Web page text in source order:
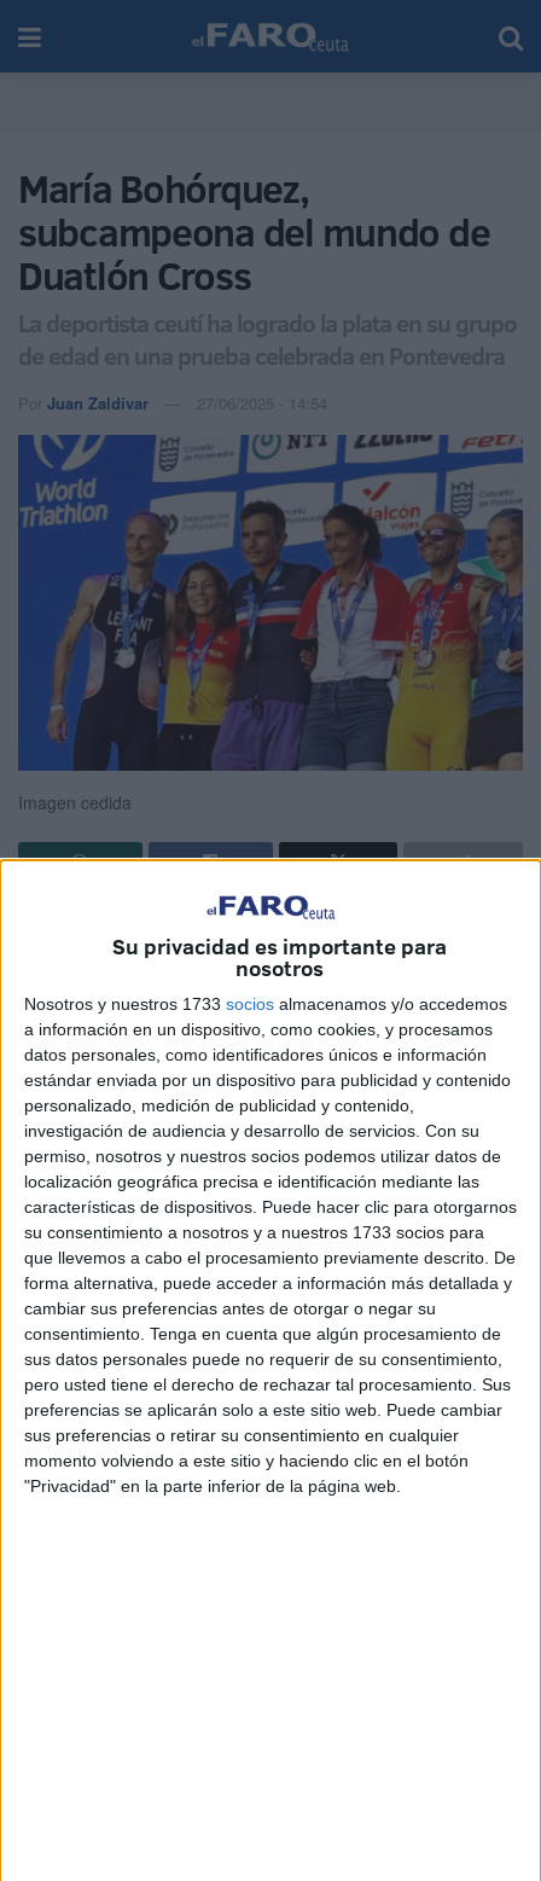
Su privacidad es importante para
nosotros
Nosotros y nuestros 1733 socios almacenamos y/o accedemos
a información en un dispositivo, como cookies, y procesamos
datos personales, como identificadores únicos e información
estándar enviada por un dispositivo para publicidad y contenido
personalizado, medición de publicidad y contenido,
investigación de audiencia y desarrollo de servicios. Con su
permiso, nosotros y nuestros socios podemos utilizar datos de
localización geográfica precisa e identificación mediante las
características de dispositivos. Puede hacer clic para otorgarnos
su consentimiento a nosotros y a nuestros 1733 socios para
que llevemos a cabo el procesamiento previamente descrito. De
forma alternativa, puede acceder a información más detallada y
cambiar sus preferencias antes de otorgar o negar su
consentimiento. Tenga en cuenta que algún procesamiento de
sus datos personales puede no requerir de su consentimiento,
pero usted tiene el derecho de rechazar tal procesamiento. Sus
preferencias se aplicarán solo a este sitio web. Puede cambiar
sus preferencias o retirar su consentimiento en cualquier
momento volviendo a este sitio y haciendo clic en el botón
"Privacidad" en la parte inferior de la página web.
María Bohórquez,
subcampeona del mundo de
Duatlón Cross
La deportista ceutí ha logrado la plata en su grupo
de edad en una prueba celebrada en Pontevedra
Por Juan Zaldívar 27/06/2025 - 14:54
Imagen cedida
María Bohórquez
mundial histórica este jueves en elCampeonato Mundial
de Duatlón Cross celebrado en Pontevedra
la ha conseguido en su grupo de edad. Además, fue la
primera española en cruzar la meta y tercera en la
clasificación general de la prueba.
“El resultado ha sido mucho mayor de lo que yo esperaba”,
comenta María. Su intención fue ir a divertirse y a disfrutar
del deporte. “Yo entrené duro para representar lo mejor
posible a Ceuta y a España ”, cuenta. “Vuelvo a casa muy
contenta”.
La prueba
La prueba comenzó con una prueba a pie, una carrera de
6km con bastante desnivel. “Meencontré bastante bien
corriendoy cuando me di cuenta me vi liderando mi grupo
de edad”, cuentaMaría Bohórquez. “De no pensar en
podio a, de repente, verme en los primeros puestos